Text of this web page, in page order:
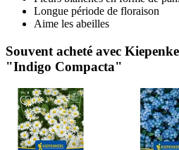
Longue période de floraison
Aime les abeilles
Souvent acheté avec
"Indigo Compacta"